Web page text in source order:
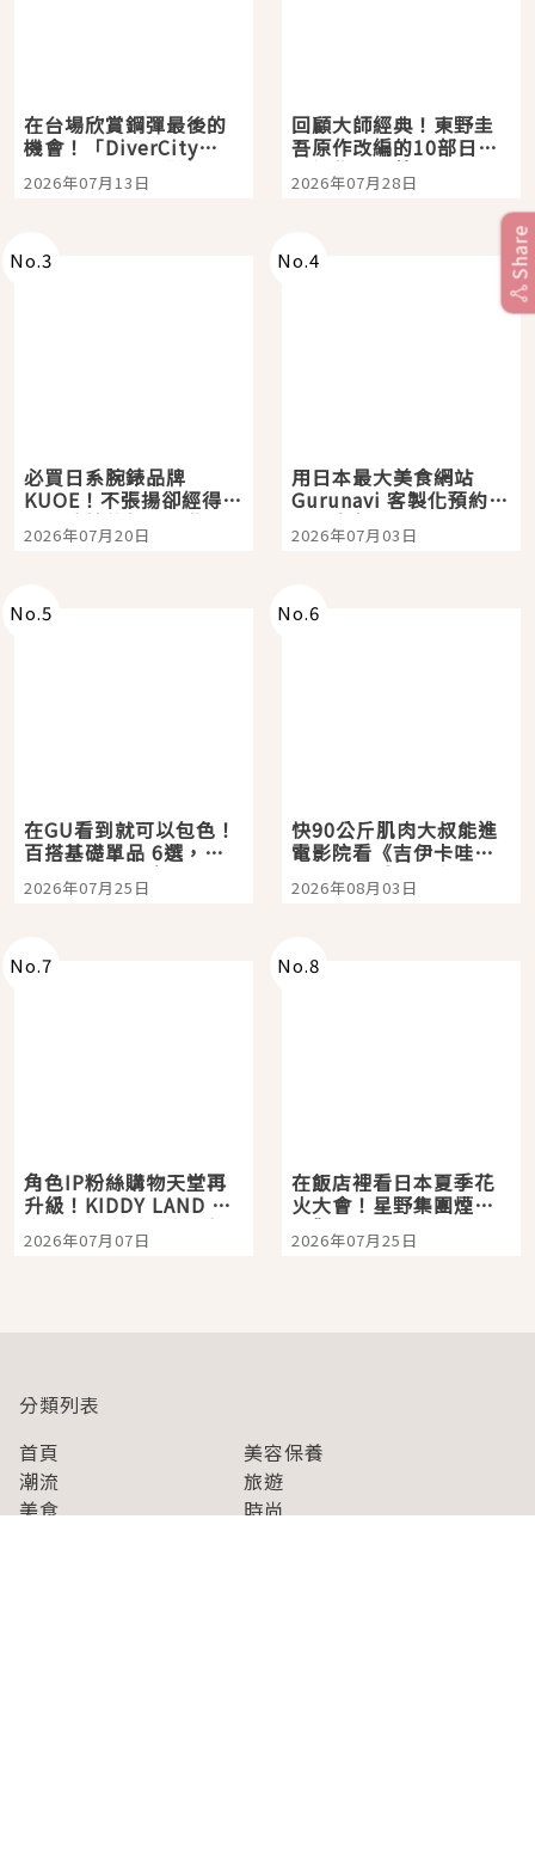
在台場欣賞鋼彈最後的
機會！「DiverCity
Tokyo Plaza」搭船、
購物、美食及夜景，一
2026年07月13日
回顧大師經典！東野圭
吾原作改編的10部日本
影視作品推薦
2026年07月28日
No.3
必買日系腕錶品牌
KUOE！不張揚卻經得起
時間洗鍊的經典之作五
選
2026年07月20日
No.4
用日本最大美食網站
Gurunavi 客製化預約九
大都市餐廳，打造專屬
美食體驗！
2026年07月03日
No.5
在GU看到就可以包色！
百搭基礎單品 6選，閉
眼全收也不心疼
2026年07月25日
No.6
快90公斤肌肉大叔能進
電影院看《吉伊卡哇》
嗎？日本重金屬樂團
「打首」會長與nagano
2026年08月03日
No.7
角色IP粉絲購物天堂再
升級！KIDDY LAND 原
宿店吉伊卡哇迎客，新
開幕 OMOKADO 店3分
2026年07月07日
No.8
在飯店裡看日本夏季花
火大會！星野集團煙火
景觀飯店6選，讓你不用
人擠人悠閒欣賞
2026年07月25日
Share
分類列表
首頁
美容保養
潮流
旅遊
美食
時尚